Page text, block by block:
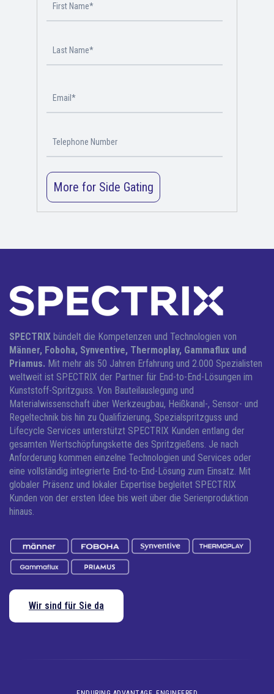
SPECTRIX bündelt die Kompetenzen und Technologien von
Männer, Foboha, Synventive, Thermoplay, Gammaflux und
Priamus. Mit mehr als 50 Jahren Erfahrung und 2.000 Spezialisten
weltweit ist SPECTRIX der Partner für End-to-End-Lösungen im
Kunststoff-Spritzguss. Von Bauteilauslegung und
Materialwissenschaft über Werkzeugbau, Heißkanal-, Sensor- und
Regeltechnik bis hin zu Qualifizierung, Spezialspritzguss und
Lifecycle Services unterstützt SPECTRIX Kunden entlang der
gesamten Wertschöpfungskette des Spritzgießens. Je nach
Anforderung kommen einzelne Technologien und Services oder
eine vollständig integrierte End-to-End-Lösung zum Einsatz. Mit
globaler Präsenz und lokaler Expertise begleitet SPECTRIX
Kunden von der ersten Idee bis weit über die Serienproduktion
hinaus.
Wir sind für Sie da